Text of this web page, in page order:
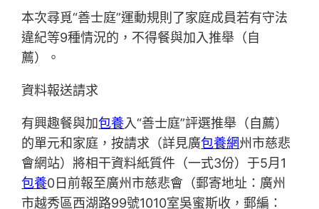
本次尋覓“善士庭”運動規則了家庭成員若有守法
違紀等9種情況的，不得餐與加入推舉（自
薦）。
資料報送請求
有興趣餐與加包養入“善士庭”評選推舉（自薦）
的單元和家庭，按請求（詳見廣包養網州市慈悲
會網站）將相干資料紙質件（一式3份）于5月1
包養0日前報至廣州市慈悲會（郵寄地址：廣州
市越秀區西湖路99號1010室吳蜜斯收，郵編：